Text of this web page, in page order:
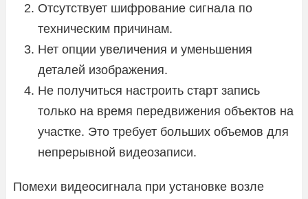
Отсутствует шифрование сигнала по
техническим причинам.
Нет опции увеличения и уменьшения
деталей изображения.
Не получиться настроить старт запись
только на время передвижения объектов на
участке. Это требует больших объемов для
непрерывной видеозаписи.
Помехи видеосигнала при установке возле